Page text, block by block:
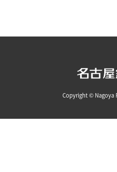
Copyright © Nagoya